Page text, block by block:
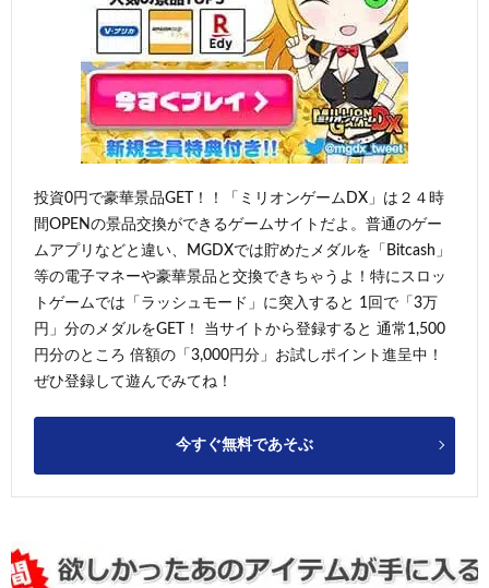
投資0円で豪華景品GET！！「ミリオンゲームDX」は２４時
間OPENの景品交換ができるゲームサイトだよ。普通のゲー
ムアプリなどと違い、MGDXでは貯めたメダルを「Bitcash」
等の電子マネーや豪華景品と交換できちゃうよ！特にスロッ
トゲームでは「ラッシュモード」に突入すると 1回で「3万
円」分のメダルをGET！ 当サイトから登録すると 通常1,500
円分のところ 倍額の「3,000円分」お試しポイント進呈中！
ぜひ登録して遊んでみてね！
今すぐ無料であそぶ